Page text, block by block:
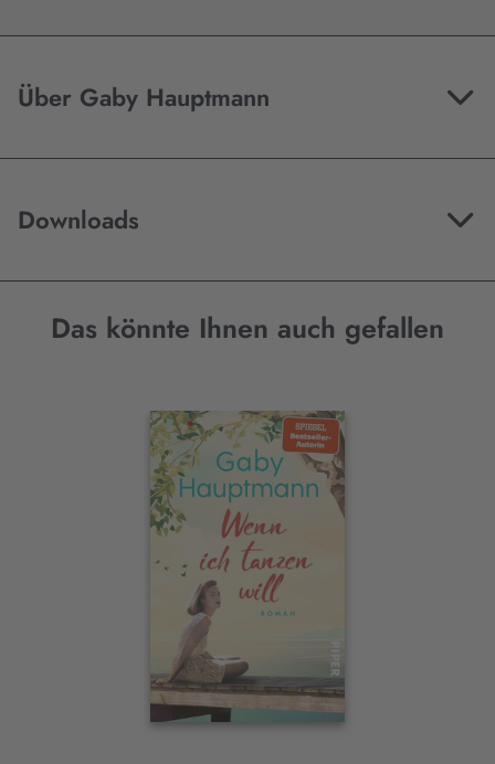
Über Gaby Hauptmann
Downloads
Das könnte Ihnen auch gefallen
Interaktives